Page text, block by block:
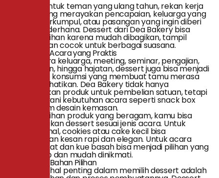
Misalnya untuk teman yang ulang tahun, rekan kerja
yang sedang merayakan pencapaian, keluarga yang
sedang berkumpul, atau pasangan yang ingin diberi
kejutan sederhana. Dessert dari Dea Bakery bisa
menjadi pilihan karena mudah dibagikan, tampil
menarik, dan cocok untuk berbagai suasana.
Pelengkap Acara yang Praktis
Untuk acara keluarga, meeting, seminar, pengajian,
ulang tahun, hingga hajatan, dessert juga bisa menjadi
pelengkap konsumsi yang membuat tamu merasa
lebih diperhatikan. Dea Bakery tidak hanya
menyediakan produk untuk pembelian satuan, tetapi
juga melayani kebutuhan acara seperti snack box
dan custom desain kemasan.
Dengan pilihan produk yang beragam, kamu bisa
menyesuaikan dessert sesuai jenis acara. Untuk
acara formal, cookies atau cake kecil bisa
memberikan kesan rapi dan elegan. Untuk acara
santai, donat dan kue basah bisa menjadi pilihan yang
lebih akrab dan mudah dinikmati.
Dibuat dari Bahan Pilihan
Salah satu hal penting dalam memilih dessert adalah